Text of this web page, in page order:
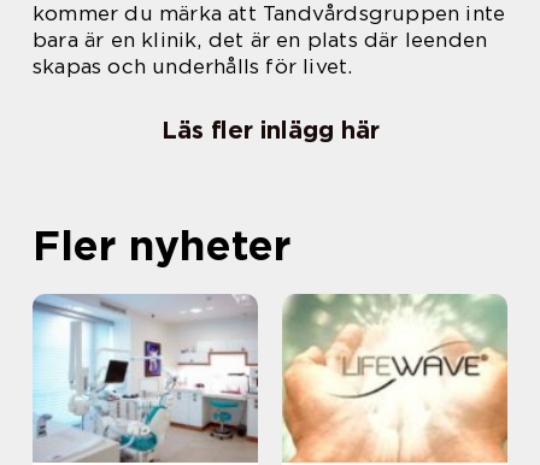
kommer du märka att Tandvårdsgruppen inte
bara är en klinik, det är en plats där leenden
skapas och underhålls för livet.
Läs fler inlägg här
Fler nyheter